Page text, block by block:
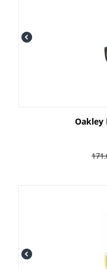
Oakley